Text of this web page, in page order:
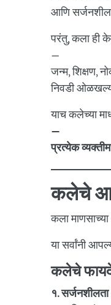
आणि
परंतु, कला ही
—
जन्म, शिक्षण,
निवडी
याच कलेच्या
—
प्रत्येक
कलेचे
कला
या सर्वांनी
कलेचे
१.